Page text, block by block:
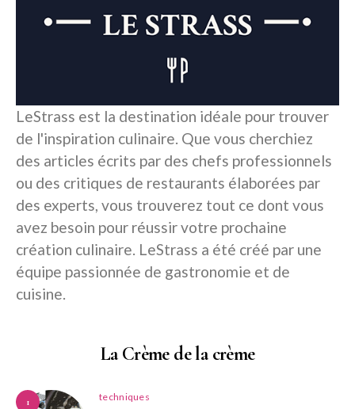
LeStrass est la destination idéale pour trouver
de l'inspiration culinaire. Que vous cherchiez
des articles écrits par des chefs professionnels
ou des critiques de restaurants élaborées par
des experts, vous trouverez tout ce dont vous
avez besoin pour réussir votre prochaine
création culinaire. LeStrass a été créé par une
équipe passionnée de gastronomie et de
cuisine.
La Crème de la crème
1 techniques